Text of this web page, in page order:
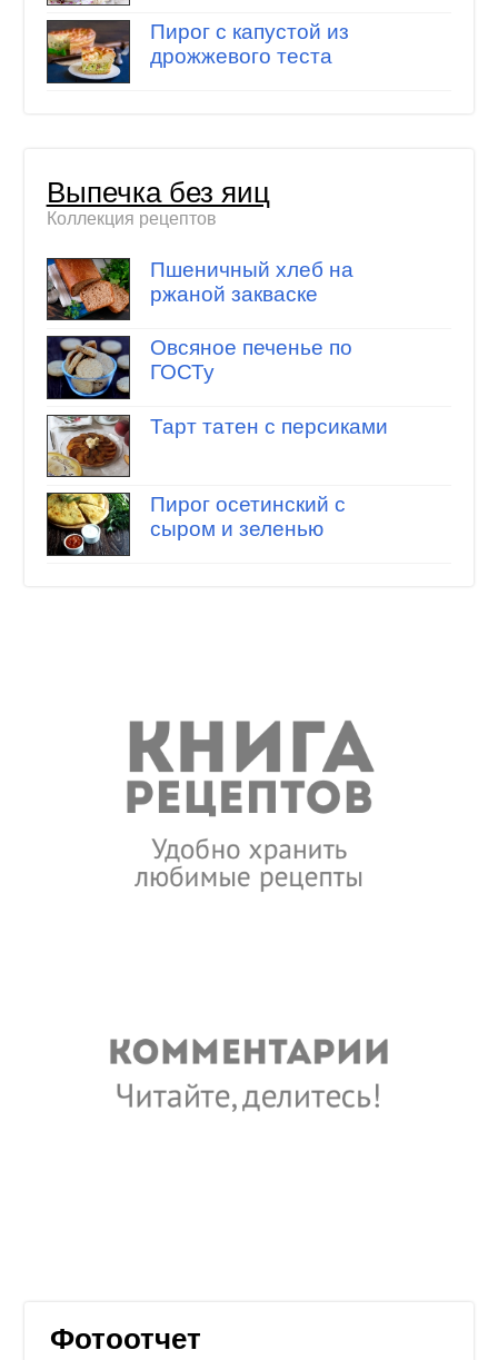
Пирог с капустой из
дрожжевого теста
Выпечка без яиц
Коллекция рецептов
Пшеничный хлеб на
ржаной закваске
Овсяное печенье по
ГОСТу
Тарт татен с персиками
Пирог осетинский с
сыром и зеленью
Фотоотчет